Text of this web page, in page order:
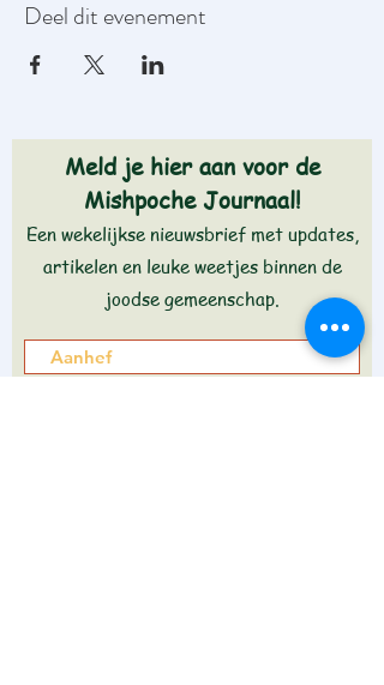
Deel dit evenement
Meld je hier aan voor de
Mishpoche Journaal!
Een wekelijkse nieuwsbrief met updates,
artikelen en leuke weetjes binnen de
joodse gemeenschap.